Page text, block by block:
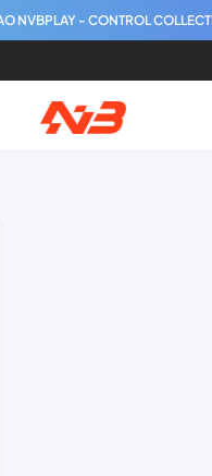
NVBPLAY - CONTROL